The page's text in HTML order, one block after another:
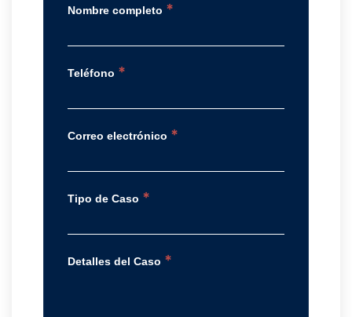
Nombre completo *
Teléfono *
Correo electrónico *
Tipo de Caso *
Detalles del Caso *